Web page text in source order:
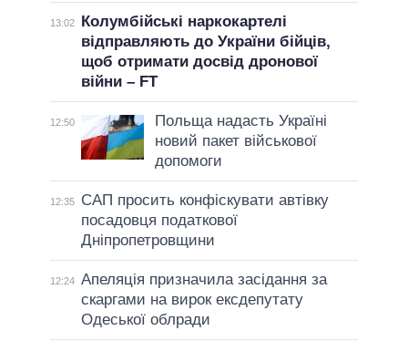
13:02
Колумбійські наркокартелі
відправляють до України бійців,
щоб отримати досвід дронової
війни – FT
12:50
Польща надасть Україні
новий пакет військової
допомоги
12:35
САП просить конфіскувати автівку
посадовця податкової
Дніпропетровщини
12:24 Апеляція призначила засідання за
скаргами на вирок ексдепутату
Одеської облради